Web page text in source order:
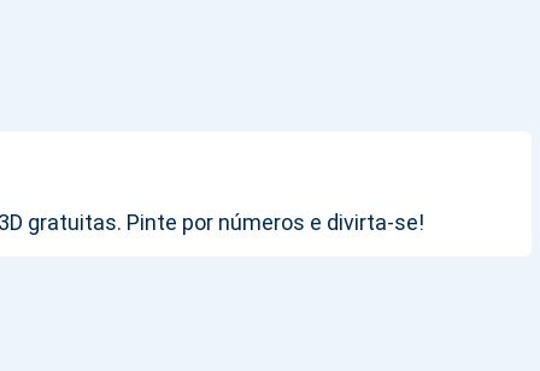
gratuitas. Pinte por números e divirta-se!